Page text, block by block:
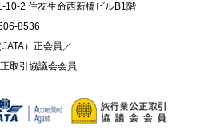
10-2 住友生命西新橋ビルB1階
8536
）正会員／
取引協議会会員